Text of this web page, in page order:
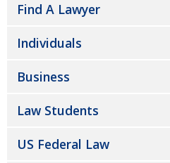
Find A Lawyer
Individuals
Business
Law Students
US Federal Law